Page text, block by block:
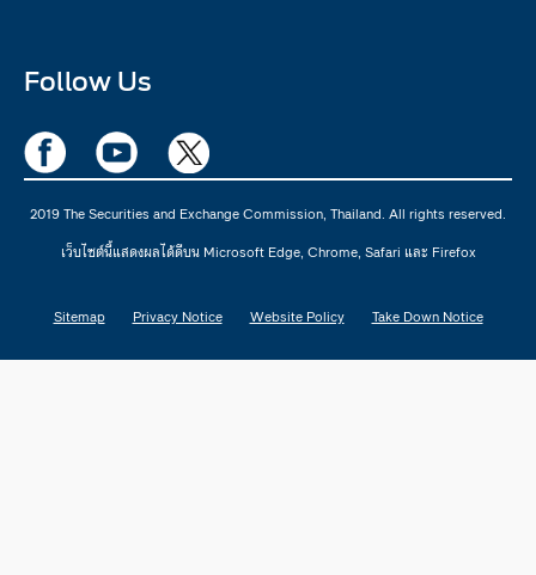
Follow Us
2019 The Securities and Exchange Commission, Thailand. All rights reserved.
เว็บไซต์นี้แสดงผลได้ดีบน Microsoft Edge, Chrome, Safari และ Firefox
Sitemap Privacy Notice Website Policy Take Down Notice